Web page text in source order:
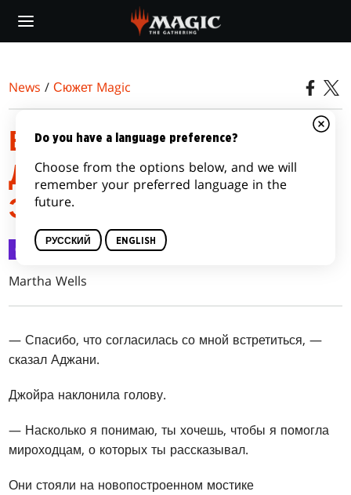
main
News /Сюжет Magic
ВОЗВРАЩЕНИЕ В
ДОМИНАРИЮ:
ЭПИЗОД 5
Сюжет Magic 11 апр. 2018 г.
Martha Wells
— Спасибо, что согласилась со мной встретиться, —
сказал Аджани.
Джойра наклонила голову.
— Насколько я понимаю, ты хочешь, чтобы я помогла
мироходцам, о которых ты рассказывал.
Они стояли на новопостроенном мостике
Do you have a language preference?
Choose from the options below, and we will
remember your preferred language in the
future.
РУССКИЙ ENGLISH